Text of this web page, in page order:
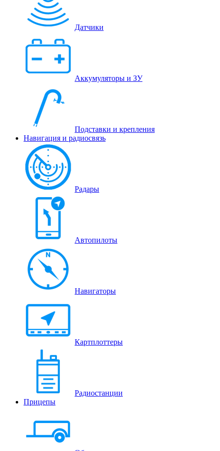
Датчики
Аккумуляторы и ЗУ
Подставки и крепления
Навигация и радиосвязь
Радары
Автопилоты
Навигаторы
Картплоттеры
Радиостанции
Прицепы